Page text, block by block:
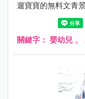
遛寶寶的無料文青
關鍵字： 嬰幼兒 、